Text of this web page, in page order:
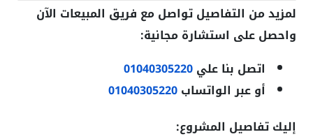
لمزيد من التفاصيل تواصل مع فريق المبيعات الآن
واحصل على استشارة مجانية:
اتصل بنا علي01040305220
أو عبر الواتساب01040305220
إليك تفاصيل المشروع: